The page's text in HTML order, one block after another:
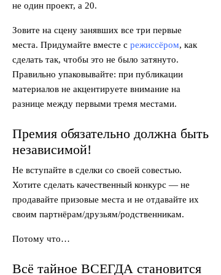
не один проект, а 20.
Зовите на сцену занявших все три первые
места. Придумайте вместе с режиссёром, как
сделать так, чтобы это не было затянуто.
Правильно упаковывайте: при публикации
материалов не акцентируете внимание на
разнице между первыми тремя местами.
Премия обязательно должна быть
независимой!
Не вступайте в сделки со своей совестью.
Хотите сделать качественный конкурс — не
продавайте призовые места и не отдавайте их
своим партнёрам/друзьям/родственникам.
Потому что…
Всё тайное ВСЕГДА становится